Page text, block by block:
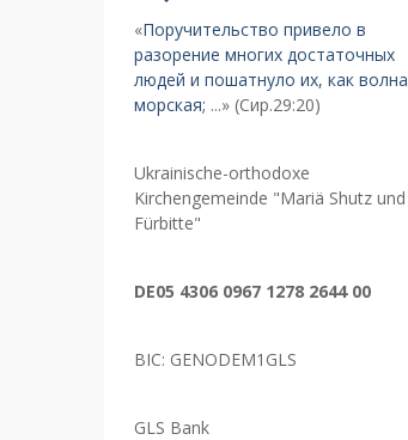
«Поручительство привело в
разорение многих достаточных
людей и пошатнуло их, как волна
морская; ...» (Сир.29:20)
Ukrainische-orthodoxe
Kirchengemeinde "Mariä Shutz und
Fürbitte"
DE05 4306 0967 1278 2644 00
BIC: GENODEM1GLS
GLS Bank